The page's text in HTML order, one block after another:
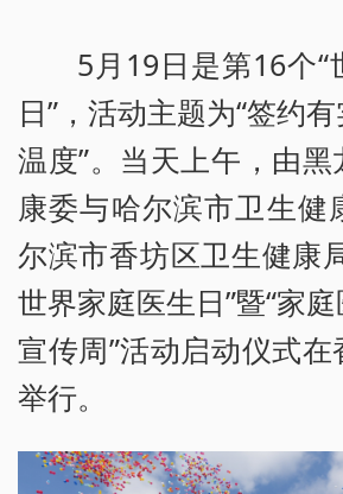
5月19日是第16个“
日”，活动主题为“签约
温度”。当天上午，由
康委与哈尔滨市卫生健
尔滨市香坊区卫生健康
世界家庭医生日”暨“家
宣传周”活动启动仪式
举行。